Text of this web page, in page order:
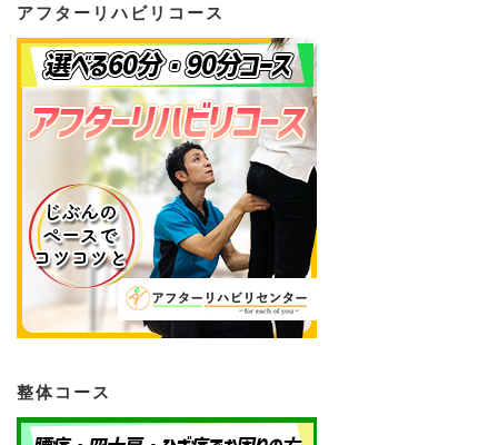
アフターリハビリコース
整体コース